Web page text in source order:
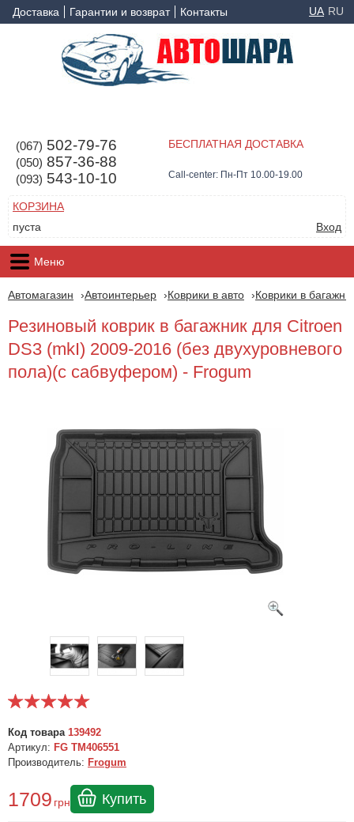
Доставка Гарантии и возврат Контакты UA RU
(067) 502-79-76
(050) 857-36-88
(093) 543-10-10
БЕСПЛАТНАЯ ДОСТАВКА
Call-center: Пн-Пт 10.00-19.00
КОРЗИНА
пуста
Вход
Меню
Автомагазин Автоинтерьер Коврики в авто Коврики в
Резиновый коврик в багажник для Citroen
DS3 (mkI) 2009-2016 (без двухуровневого
пола)(с сабвуфером) - Frogum
Код товара 139492
Артикул: FG TM406551
Производитель: Frogum
1709 грн Купить